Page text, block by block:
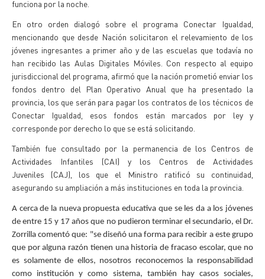
funciona por la noche.
En otro orden dialogó sobre el programa Conectar Igualdad,
mencionando que desde Nación solicitaron el relevamiento de los
jóvenes ingresantes a primer año y de las escuelas que todavía no
han recibido las Aulas Digitales Móviles. Con respecto al equipo
jurisdiccional del programa, afirmó que la nación prometió enviar los
fondos dentro del Plan Operativo Anual que ha presentado la
provincia, los que serán para pagar los contratos de los técnicos de
Conectar Igualdad, esos fondos están marcados por ley y
corresponde por derecho lo que se está solicitando.
También fue consultado por la permanencia de los Centros de
Actividades Infantiles (CAI) y los Centros de Actividades
Juveniles (CAJ), los que el Ministro ratificó su continuidad,
asegurando su ampliación a más instituciones en toda la provincia.
A cerca de la nueva propuesta educativa que se les da a los jóvenes
de entre 15 y 17 años que no pudieron terminar el secundario, el Dr.
Zorrilla comentó que: "se diseñó una forma para recibir a este grupo
que por alguna razón tienen una historia de fracaso escolar, que no
es solamente de ellos, nosotros reconocemos la responsabilidad
como institución y como sistema, también hay casos sociales,